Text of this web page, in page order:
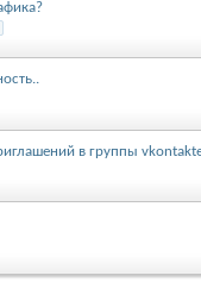
в группы